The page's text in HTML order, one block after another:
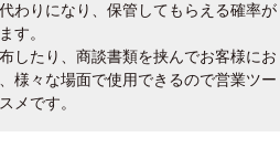
わりになり、保管してもらえる確率が
す。
したり、商談書類を挟んでお客様にお
様々な場面で使用できるので営業ツー
メです。